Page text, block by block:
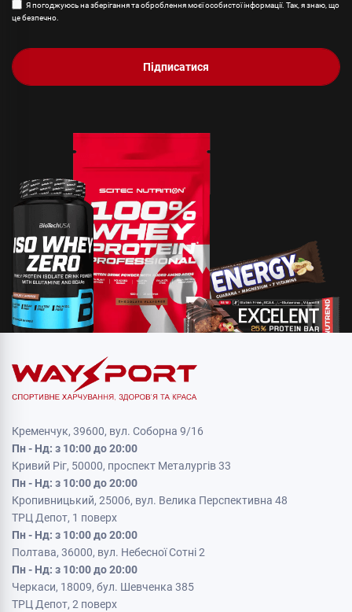
Я погоджуюсь на зберігання та оброблення моєї особистої інформації. Так, я знаю, що
це безпечно.
Підписатися
Кременчук, 39600, вул. Соборна 9/16
Пн - Нд: з 10:00 до 20:00
Кривий Ріг, 50000, проспект Металургів 33
Пн - Нд: з 10:00 до 20:00
Кропивницький, 25006, вул. Велика Перспективна 48
ТРЦ Депот, 1 поверх
Пн - Нд: з 10:00 до 20:00
Полтава, 36000, вул. Небесної Сотні 2
Пн - Нд: з 10:00 до 20:00
Черкаси, 18009, бул. Шевченка 385
ТРЦ Депот, 2 поверх